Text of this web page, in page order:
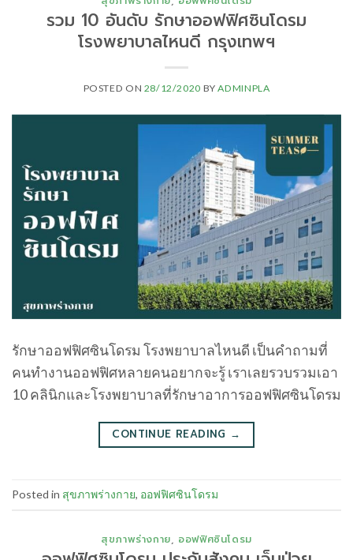
รวม 10 อันดับ รักษาออฟฟิศซินโดรม
โรงพยาบาลไหนดี กรุงเทพฯ
POSTED ON 28/12/2020 BYADMINPLA
รักษาออฟฟิศซินโดรม โรงพยาบาลไหนดี เป็นคำถามที่
คนทำงานออฟฟิศหลายคนอยากจะรู้ เราเลยรวบรวมเอา
10 คลินิกและโรงพยาบาลที่รักษาอาการออฟฟิศซินโดรม
CONTINUE READING →
Posted in สุขภาพร่างกาย, ออฟฟิศซินโดรม
สุขภาพร่างกาย, ออฟฟิศซินโดรม